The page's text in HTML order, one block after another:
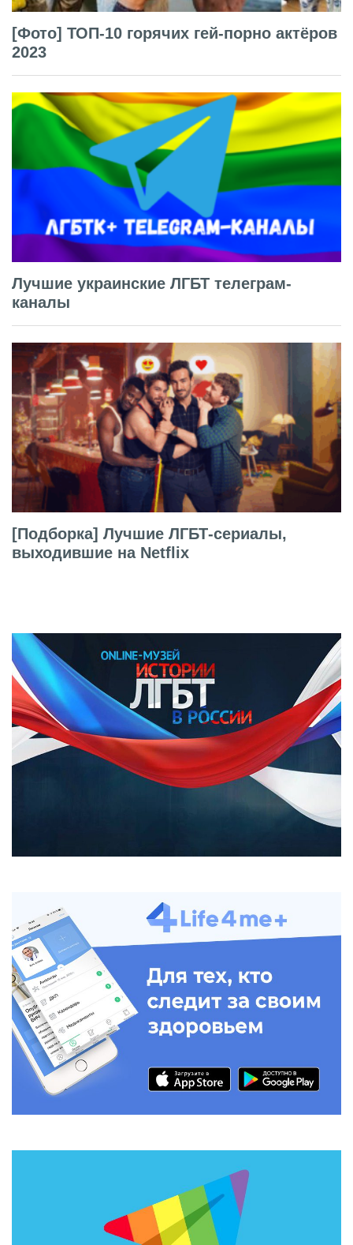
[Фото] ТОП-10 горячих гей-порно актёров
2023
Лучшие украинские ЛГБТ телеграм-
каналы
[Подборка] Лучшие ЛГБТ-сериалы,
выходившие на Netflix